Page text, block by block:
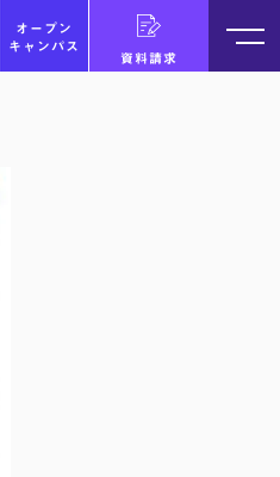
オープン
キャンパス
資料請求